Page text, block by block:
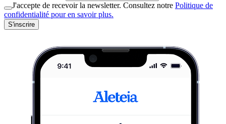
J'accepte de recevoir la newsletter. Consultez notre Politique de
confidentialité pour en savoir plus.
S'inscrire